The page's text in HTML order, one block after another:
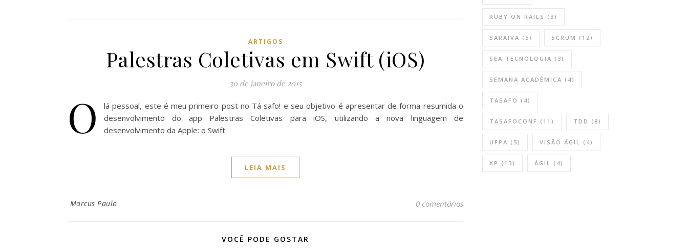
ARTIGOS
Palestras Coletivas em Swift (iOS)
30 de janeiro de 2015
O
lá pessoal, este é meu primeiro post no Tá safo! e seu objetivo é apresentar de forma resumida o
desenvolvimento do app Palestras Coletivas para iOS, utilizando a nova linguagem de
desenvolvimento da Apple: o Swift.
LEIA MAIS
Marcus Paulo 0 comentários
VOCÊ PODE GOSTAR
RUBY ON RAILS (3)
SARAIVA (5) SCRUM (12)
SEA TECNOLOGIA (3)
SEMANA ACADÊMICA (4)
TASAFO (4)
TASAFOCONF (11) TDD (8)
UFPA (5) VISÃO ÁGIL (4)
XP (13) ÁGIL (4)